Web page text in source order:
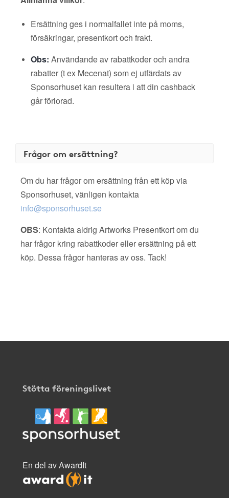
Ersättning ges i normalfallet inte på moms,
försäkringar, presentkort och frakt.
Obs: Användande av rabattkoder och andra
rabatter (t ex Mecenat) som ej utfärdats av
Sponsorhuset kan resultera i att din cashback
går förlorad.
Frågor om ersättning?
Om du har frågor om ersättning från ett köp via
Sponsorhuset, vänligen kontakta
info@sponsorhuset.se
OBS: Kontakta aldrig Artworks Presentkort om du
har frågor kring rabattkoder eller ersättning på ett
köp. Dessa frågor hanteras av oss. Tack!
Stötta föreningslivet
En del av AwardIt